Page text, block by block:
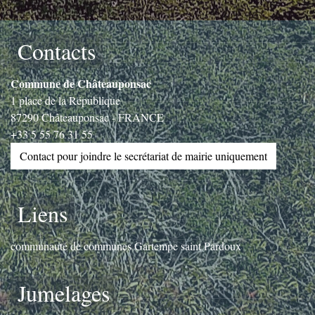
Contacts
Commune de Châteauponsac
1 place de la République
87290 Châteauponsac - FRANCE
+33 5 55 76 31 55
Contact pour joindre le secrétariat de mairie uniquement
Liens
communauté de communes Gartempe saint Pardoux
Jumelages